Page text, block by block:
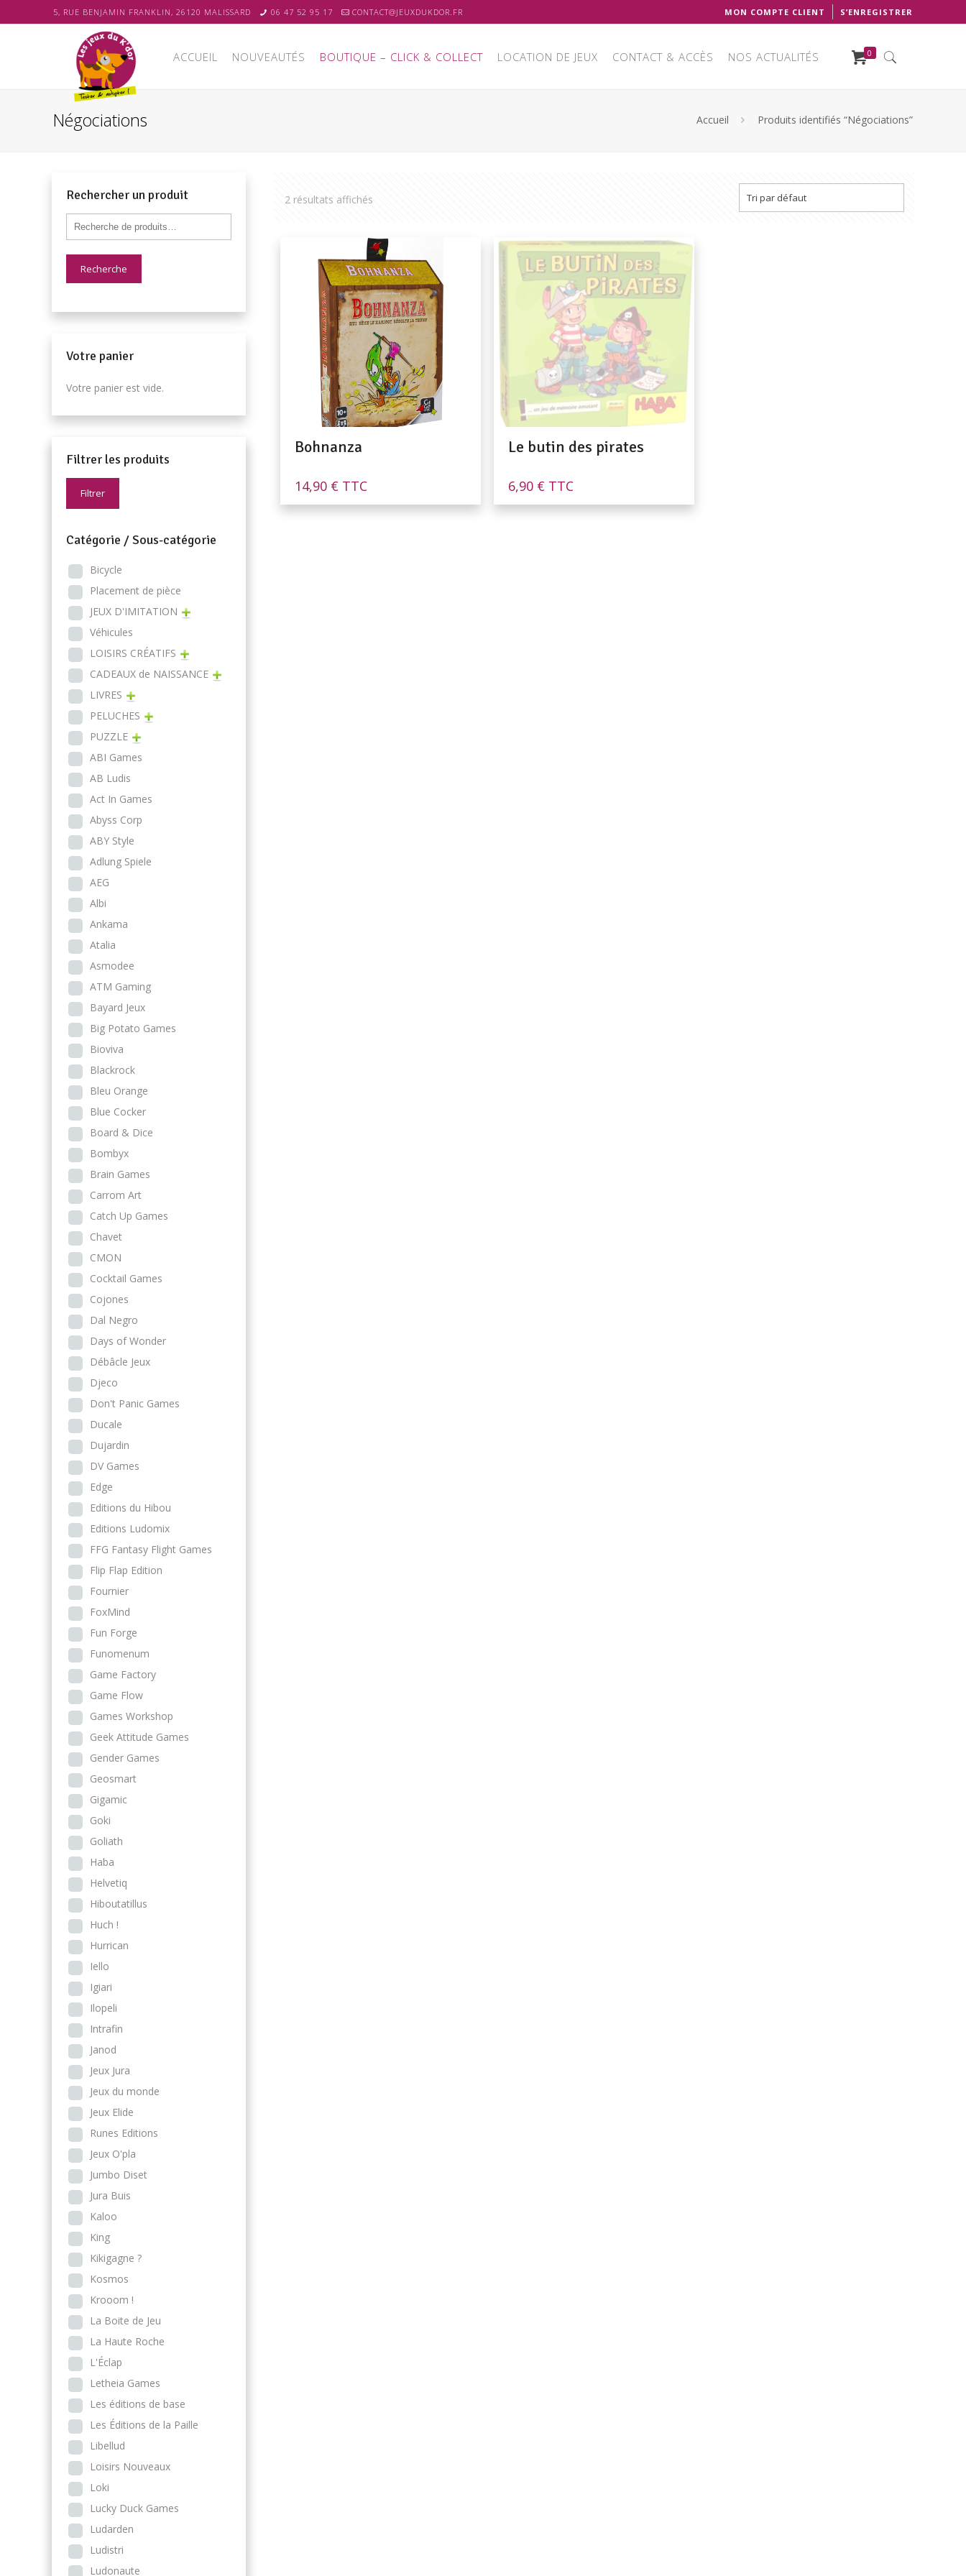
5, RUE BENJAMIN FRANKLIN, 26120 MALISSARD 06 47 52 95 17 CONTACT@JEUXDUKDOR.FR MON COMPTE CLIENT S’ENREGISTRER
ACCUEIL NOUVEAUTÉS BOUTIQUE – CLICK & COLLECT LOCATION DE JEUX CONTACT & ACCÈS NOS ACTUALITÉS 0
Négociations Accueil Produits identifiés “Négociations”
2 résultats affichés
Bohnanza
14,90 € TTC
Le butin des pirates
6,90 € TTC
Rechercher un produit
Recherche
Votre panier
Votre panier est vide.
Filtrer les produits
Filtrer
Catégorie / Sous-catégorie
Bicycle
Placement de pièce
JEUX D'IMITATION
Véhicules
LOISIRS CRÉATIFS
CADEAUX de NAISSANCE
LIVRES
PELUCHES
PUZZLE
ABI Games
AB Ludis
Act In Games
Abyss Corp
ABY Style
Adlung Spiele
AEG
Albi
Ankama
Atalia
Asmodee
ATM Gaming
Bayard Jeux
Big Potato Games
Bioviva
Blackrock
Bleu Orange
Blue Cocker
Board & Dice
Bombyx
Brain Games
Carrom Art
Catch Up Games
Chavet
CMON
Cocktail Games
Cojones
Dal Negro
Days of Wonder
Débâcle Jeux
Djeco
Don't Panic Games
Ducale
Dujardin
DV Games
Edge
Editions du Hibou
Editions Ludomix
FFG Fantasy Flight Games
Flip Flap Edition
Fournier
FoxMind
Fun Forge
Funomenum
Game Factory
Game Flow
Games Workshop
Geek Attitude Games
Gender Games
Geosmart
Gigamic
Goki
Goliath
Haba
Helvetiq
Hiboutatillus
Huch !
Hurrican
Iello
Igiari
Ilopeli
Intrafin
Janod
Jeux Jura
Jeux du monde
Jeux Elide
Runes Editions
Jeux O'pla
Jumbo Diset
Jura Buis
Kaloo
King
Kikigagne ?
Kosmos
Krooom !
La Boite de Jeu
La Haute Roche
L'Éclap
Letheia Games
Les éditions de base
Les Éditions de la Paille
Libellud
Loisirs Nouveaux
Loki
Lucky Duck Games
Ludarden
Ludistri
Ludonaute